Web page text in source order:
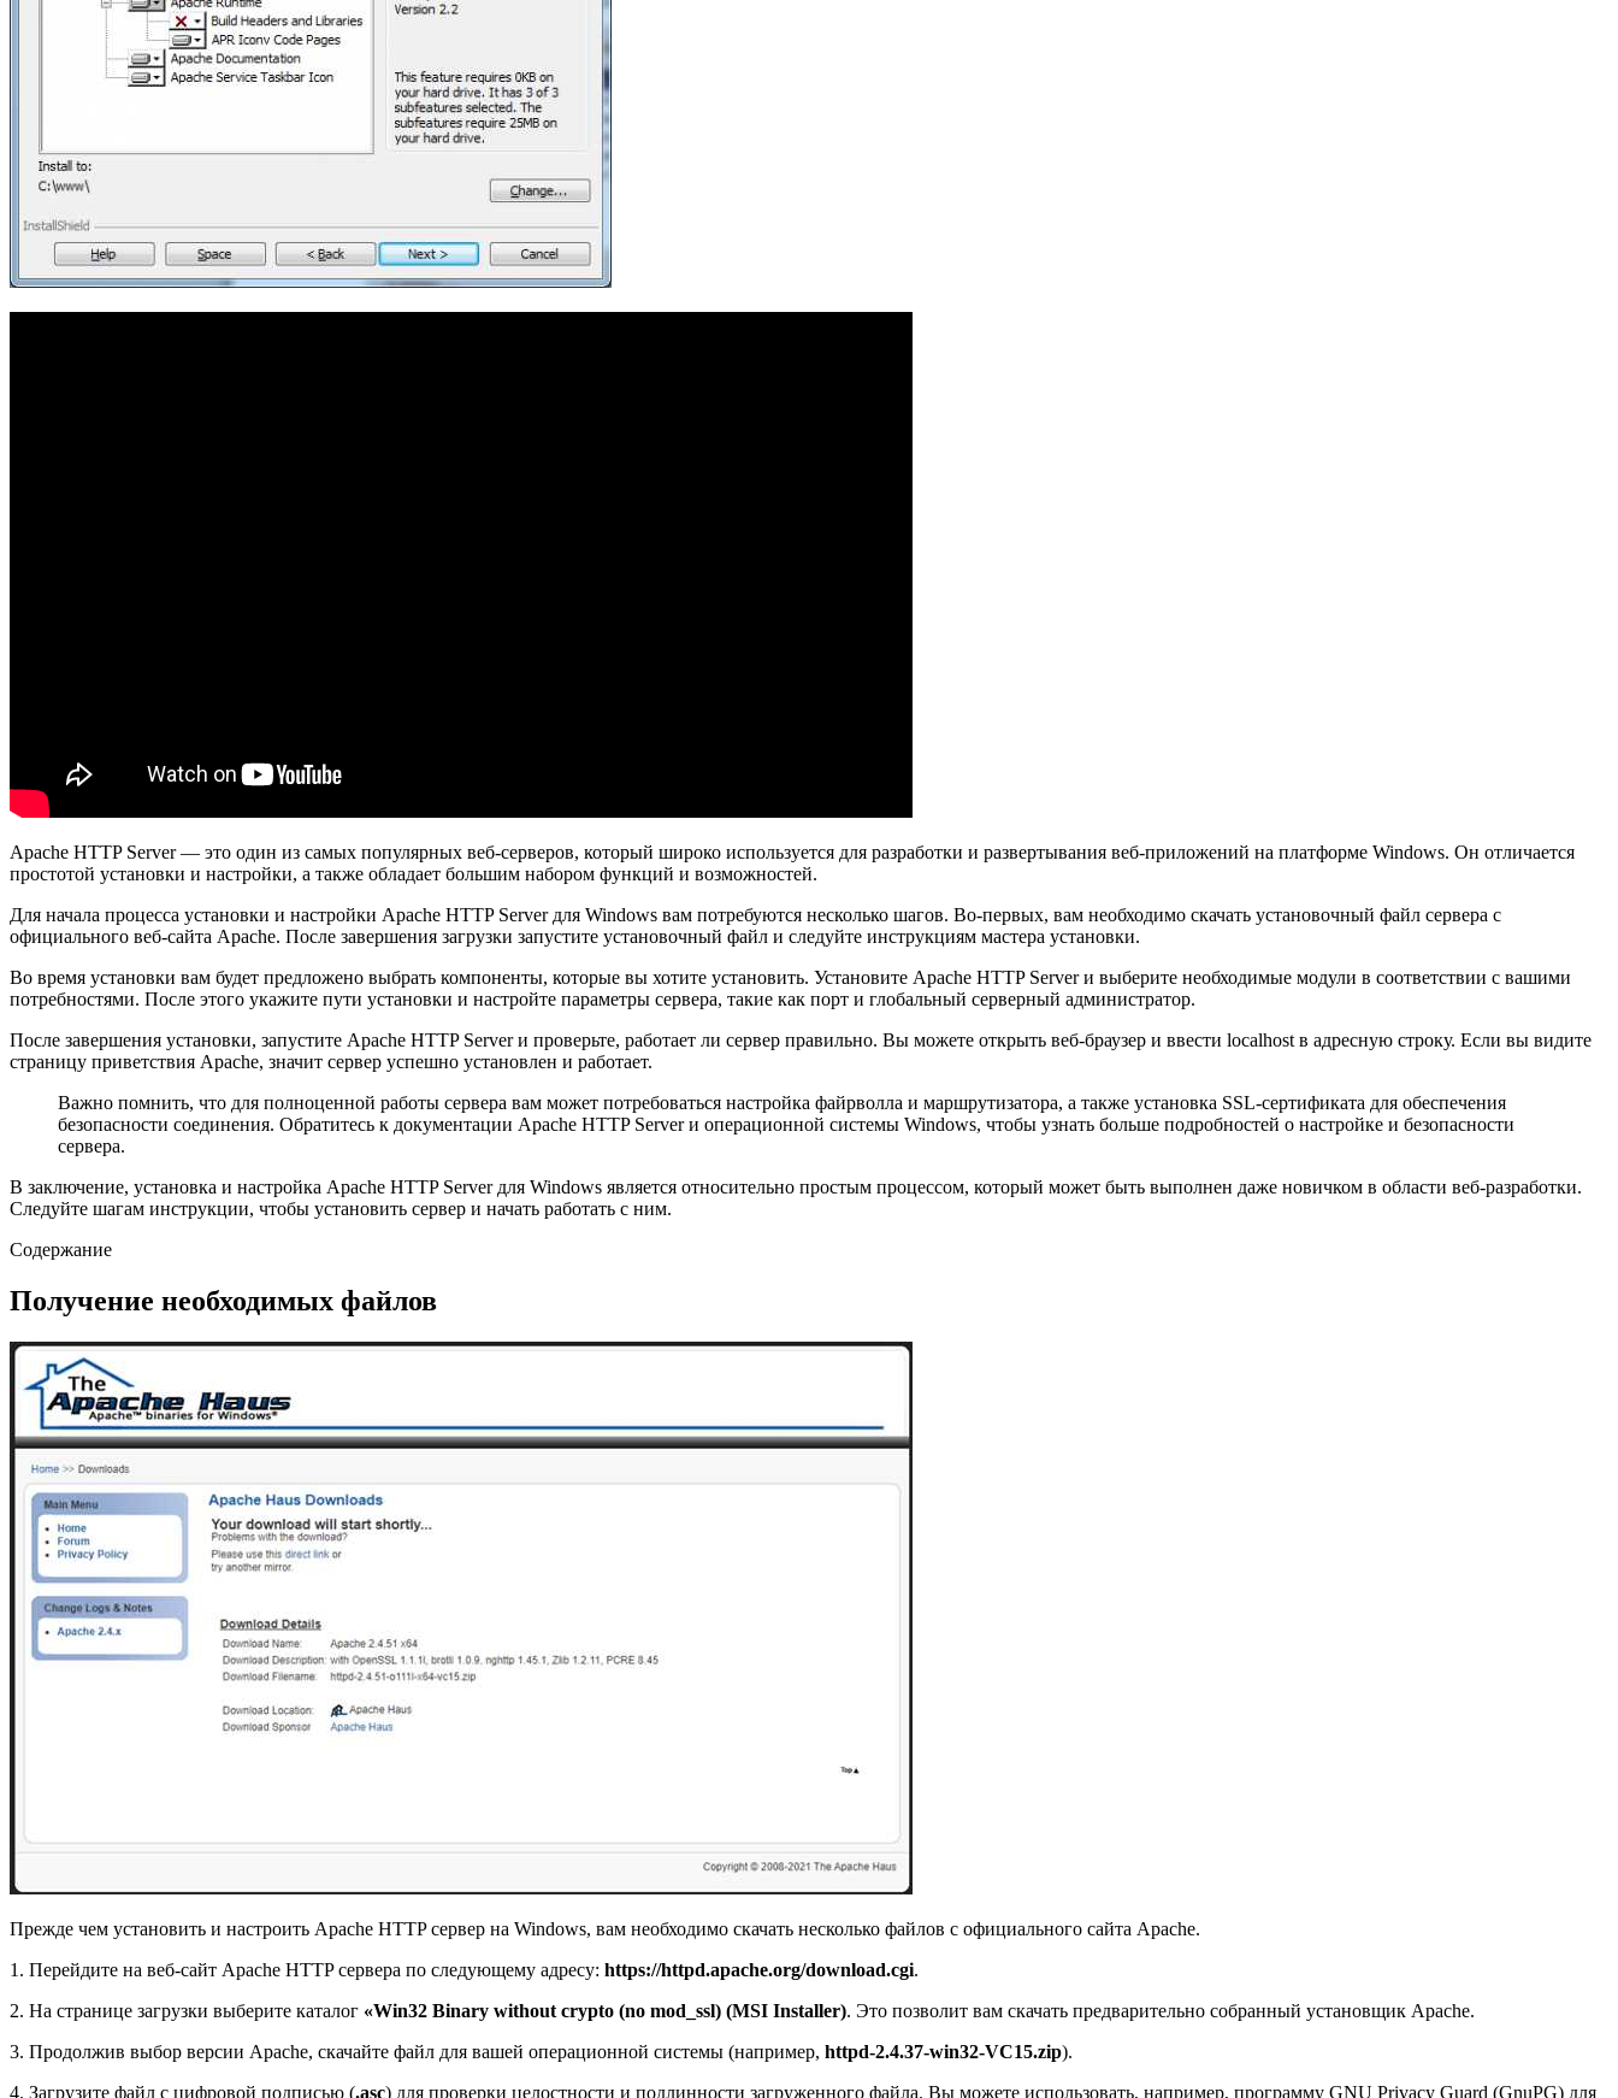
Apache HTTP Server — это один из самых популярных веб-серверов, который широко используется для разработки и развертывания веб-приложений на платформе Windows. Он отличается
простотой установки и настройки, а также обладает большим набором функций и возможностей.
Для начала процесса установки и настройки Apache HTTP Server для Windows вам потребуются несколько шагов. Во-первых, вам необходимо скачать установочный файл сервера с
официального веб-сайта Apache. После завершения загрузки запустите установочный файл и следуйте инструкциям мастера установки.
Во время установки вам будет предложено выбрать компоненты, которые вы хотите установить. Установите Apache HTTP Server и выберите необходимые модули в соответствии с вашими
потребностями. После этого укажите пути установки и настройте параметры сервера, такие как порт и глобальный серверный администратор.
После завершения установки, запустите Apache HTTP Server и проверьте, работает ли сервер правильно. Вы можете открыть веб-браузер и ввести localhost в адресную строку. Если вы видите
страницу приветствия Apache, значит сервер успешно установлен и работает.
Важно помнить, что для полноценной работы сервера вам может потребоваться настройка файрволла и маршрутизатора, а также установка SSL-сертификата для обеспечения
безопасности соединения. Обратитесь к документации Apache HTTP Server и операционной системы Windows, чтобы узнать больше подробностей о настройке и безопасности
сервера.
В заключение, установка и настройка Apache HTTP Server для Windows является относительно простым процессом, который может быть выполнен даже новичком в области веб-разработки.
Следуйте шагам инструкции, чтобы установить сервер и начать работать с ним.
Содержание
Получение необходимых файлов
Прежде чем установить и настроить Apache HTTP сервер на Windows, вам необходимо скачать несколько файлов с официального сайта Apache.
1. Перейдите на веб-сайт Apache HTTP сервера по следующему адресу: https://httpd.apache.org/download.cgi.
2. На странице загрузки выберите каталог «Win32 Binary without crypto (no mod_ssl) (MSI Installer). Это позволит вам скачать предварительно собранный установщик Apache.
3. Продолжив выбор версии Apache, скачайте файл для вашей операционной системы (например, httpd-2.4.37-win32-VC15.zip).
4. Загрузите файл с цифровой подписью (.asc) для проверки целостности и подлинности загруженного файла. Вы можете использовать, например, программу GNU Privacy Guard (GnuPG) для